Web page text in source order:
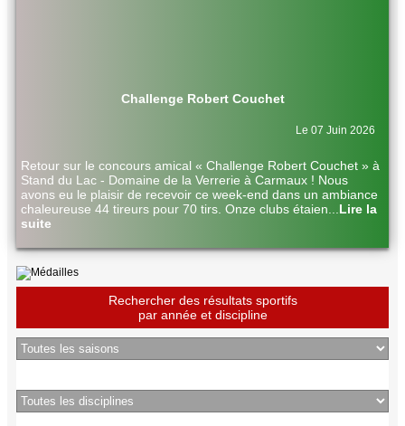
Challenge Robert Couchet
Le 07 Juin 2026
Retour sur le concours amical « Challenge Robert Couchet » à
Stand du Lac - Domaine de la Verrerie à Carmaux ! Nous
avons eu le plaisir de recevoir ce week-end dans un ambiance
chaleureuse 44 tireurs pour 70 tirs. Onze clubs étaien
Lire la
suite
Rechercher des résultats sportifs
par année et discipline